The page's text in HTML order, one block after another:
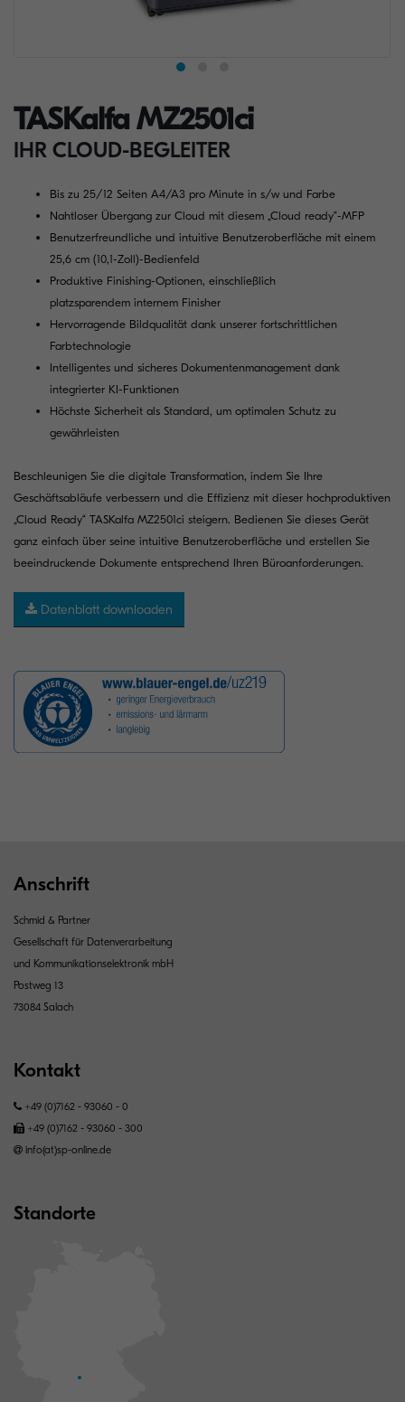
TASKalfa MZ2501ci
IHR CLOUD-BEGLEITER
Bis zu 25/12 Seiten A4/A3 pro Minute in s/w und Farbe
Nahtloser Übergang zur Cloud mit diesem „Cloud ready“-MFP
Benutzerfreundliche und intuitive Benutzeroberfläche mit einem
25,6 cm (10,1-Zoll)-Bedienfeld
Produktive Finishing-Optionen, einschließlich
platzsparendem internem Finisher
Hervorragende Bildqualität dank unserer fortschrittlichen
Farbtechnologie
Intelligentes und sicheres Dokumentenmanagement dank
integrierter KI-Funktionen
Höchste Sicherheit als Standard, um optimalen Schutz zu
gewährleisten
Beschleunigen Sie die digitale Transformation, indem Sie Ihre
Geschäftsabläufe verbessern und die Effizienz mit dieser hochproduktiven
„Cloud Ready“ TASKalfa MZ2501ci steigern. Bedienen Sie dieses Gerät
ganz einfach über seine intuitive Benutzeroberfläche und erstellen Sie
beeindruckende Dokumente entsprechend Ihren Büroanforderungen.
Datenblatt downloaden
Anschrift
Schmid & Partner
Gesellschaft für Datenverarbeitung
und Kommunikationselektronik mbH
Postweg 13
73084 Salach
Kontakt
+49 (0)7162 - 93060 - 0
+49 (0)7162 - 93060 - 300
info(at)sp-online.de
Standorte